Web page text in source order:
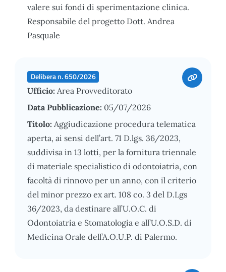
valere sui fondi di sperimentazione clinica.
Responsabile del progetto Dott. Andrea
Pasquale
Delibera n. 650/2026
Ufficio: Area Provveditorato
Data Pubblicazione: 05/07/2026
Titolo: Aggiudicazione procedura telematica
aperta, ai sensi dell’art. 71 D.lgs. 36/2023,
suddivisa in 13 lotti, per la fornitura triennale
di materiale specialistico di odontoiatria, con
facoltà di rinnovo per un anno, con il criterio
del minor prezzo ex art. 108 co. 3 del D.Lgs
36/2023, da destinare all’U.O.C. di
Odontoiatria e Stomatologia e all’U.O.S.D. di
Medicina Orale dell’A.O.U.P. di Palermo.